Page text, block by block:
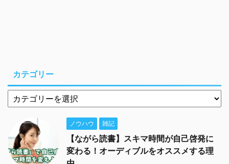
カテゴリー
ノウハウ 雑記
【ながら読書】スキマ時間が自己啓発に
変わる！オーディブルをオススメする理